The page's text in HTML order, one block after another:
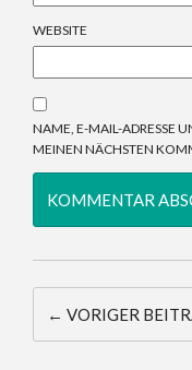
WEBSITE
NAME, E-MAIL-ADRESSE
MEINEN NÄCHSTEN
← VORIGER